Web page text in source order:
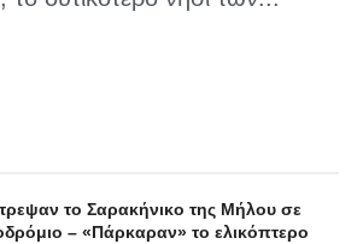
το Σαρακήνικο της Μήλου σε
– «Πάρκαραν» το ελικόπτερο